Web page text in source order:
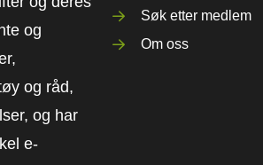
og
og råd,
og har
e-
Søk etter medlem
Om oss